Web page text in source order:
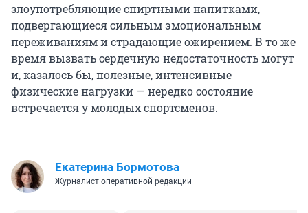
злоупотребляющие спиртными напитками,
подвергающиеся сильным эмоциональным
переживаниям и страдающие ожирением. В то же
время вызвать сердечную недостаточность могут
и, казалось бы, полезные, интенсивные
физические нагрузки — нередко состояние
встречается у молодых спортсменов.
Екатерина Бормотова
Журналист оперативной редакции